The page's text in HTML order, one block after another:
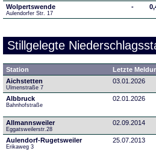
Wolpertswende
Aulendorfer Str. 17
-
Stillgelegte
Station Letzte
Aichstetten
Ulmenstraße 7
03.01.2026
Albbruck
Bahnhofstraße
02.01.2026
Allmannsweiler
Eggatsweilerstr.28
02.09.2014
Aulendorf-Rugetsweiler
Erikaweg 3
25.07.2013